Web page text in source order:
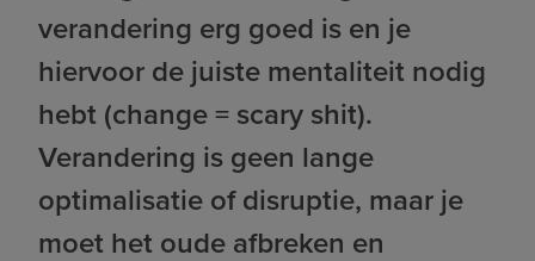
verandering erg goed is en je
hiervoor de juiste mentaliteit nodig
hebt (change = scary shit).
Verandering is geen lange
optimalisatie of disruptie, maar je
moet het oude afbreken en